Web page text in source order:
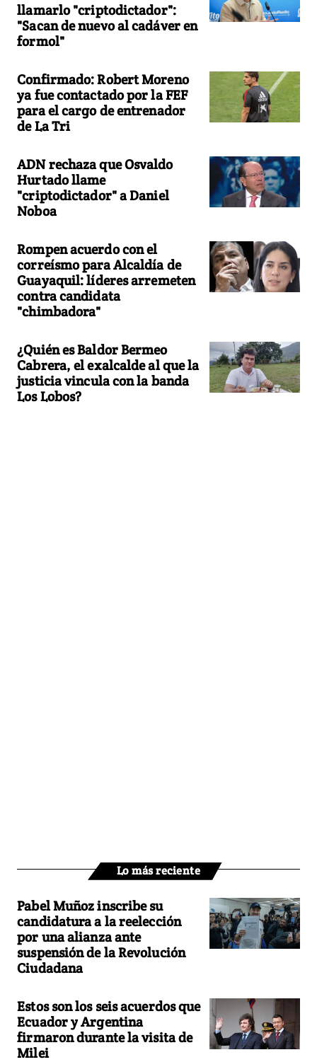
llamarlo "criptodictador":
"Sacan de nuevo al cadáver en
formol"
Confirmado: Robert Moreno
ya fue contactado por la FEF
para el cargo de entrenador
de La Tri
ADN rechaza que Osvaldo
Hurtado llame
"criptodictador" a Daniel
Noboa
Rompen acuerdo con el
correísmo para Alcaldía de
Guayaquil: líderes arremeten
contra candidata
"chimbadora"
¿Quién es Baldor Bermeo
Cabrera, el exalcalde al que la
justicia vincula con la banda
Los Lobos?
Lo más reciente
Pabel Muñoz inscribe su
candidatura a la reelección
por una alianza ante
suspensión de la Revolución
Ciudadana
Estos son los seis acuerdos que
Ecuador y Argentina
firmaron durante la visita de
Milei